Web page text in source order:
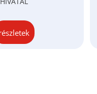
részletek